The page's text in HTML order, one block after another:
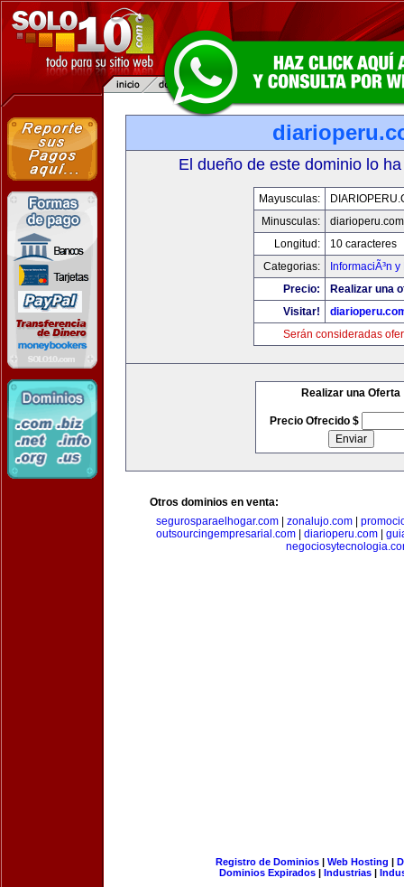
El dueño de este dominio lo
Mayusculas:
Minusculas:
diarioperu.com
Longitud:
10 caracteres
Categorias:
InformaciÃ³n
Precio:
Realizar una
Visitar!
Serán consideradas
Realizar una Oferta
Precio Ofrecido $
Otros dominios en venta:
segurosparaelhogar.com| zonalujo.com|
outsourcingempresarial.com| diarioperu.com|
Registro de Dominios| Web Hosting |
Dominios Expirados | Industrias |